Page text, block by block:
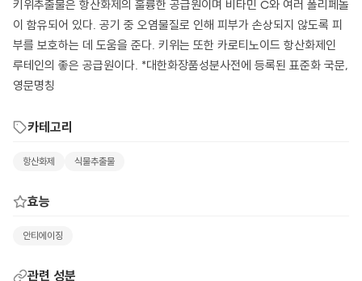
키위추출물은 항산화제의 훌륭한 공급원이며 비타민 C와 여러 폴리페놀
이 함유되어 있다. 공기 중 오염물질로 인해 피부가 손상되지 않도록 피
부를 보호하는 데 도움을 준다. 키위는 또한 카로티노이드 항산화제인
루테인의 좋은 공급원이다. *대한화장품성분사전에 등록된 표준화 국문,
영문명칭
카테고리
항산화제 식물추출물
효능
안티에이징
관련 성분